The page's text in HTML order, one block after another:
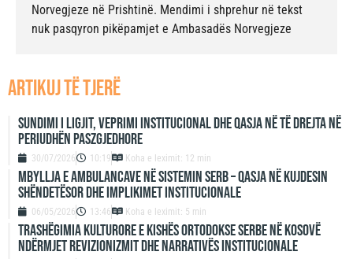
Norvegjeze në Prishtinë. Mendimi i shprehur në tekst
nuk pasqyron pikëpamjet e Ambasadës Norvegjeze
artikuj të tjerë
Sundimi i ligjit, veprimi institucional dhe qasja në të drejta në
periudhën paszgjedhore
30/07/2026 10:19 Koha e leximit: 12 min
Mbyllja e ambulancave në sistemin serb – qasja në kujdesin
shëndetësor dhe implikimet institucionale
06/05/2026 13:46 Koha e leximit: 5 min
Trashëgimia kulturore e Kishës Ortodokse Serbe në Kosovë
ndërmjet revizionizmit dhe narrativës institucionale